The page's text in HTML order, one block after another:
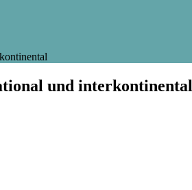
und interkontinental